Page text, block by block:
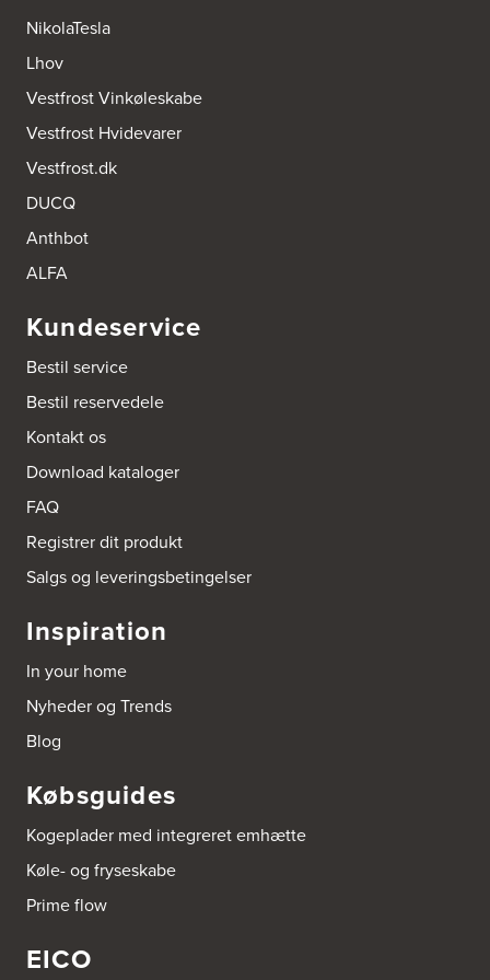
AUBO Køkken & Bad Østerbro
2100 København Ø
http://www.aubo.dk
Industrivej 8
5560 Aarup
Tel.:70101005
https://hvidtogfrit.dk/forhandler/aktiv-hvidevareservice/
Amager Køkken bad & Garderobe
2770 Kastrup
http://www.amagerkoekken.dk/
Gutenbergvej 1
9510 Arden
Tel.:
http://www.el-salg.dk
Arnum El-service ApS
Vestergade 30
6510 Gram
http://www.el-salg.dk
Norgesvej 24C
Tel.:73702533
http://www.aubo.dk
Aubo Køkken & Bad Helsingør
3000 Helsingør
NikolaTesla
Lhov
Vestfrost Vinkøleskabe
Vestfrost Hvidevarer
Vestfrost.dk
DUCQ
Anthbot
ALFA
Kundeservice
Bestil service
Bestil reservedele
Kontakt os
Download kataloger
FAQ
Registrer dit produkt
Salgs og leveringsbetingelser
Inspiration
In your home
Nyheder og Trends
Blog
Købsguides
Kogeplader med integreret emhætte
Køle- og fryseskabe
Prime flow
EICO